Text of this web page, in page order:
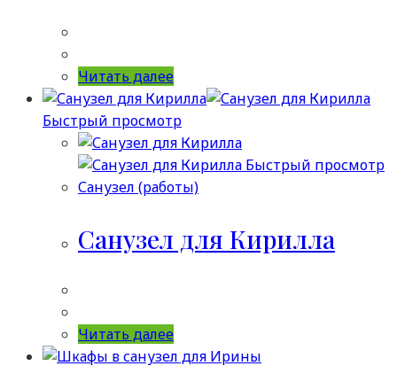
Читать далее
Быстрый просмотр
Быстрый просмотр
Санузел (работы)
Санузел для Кирилла
Читать далее